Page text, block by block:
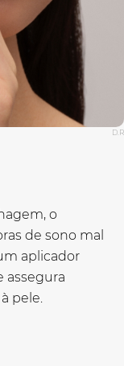
D.R
o
de sono mal
aplicador
assegura
pele.